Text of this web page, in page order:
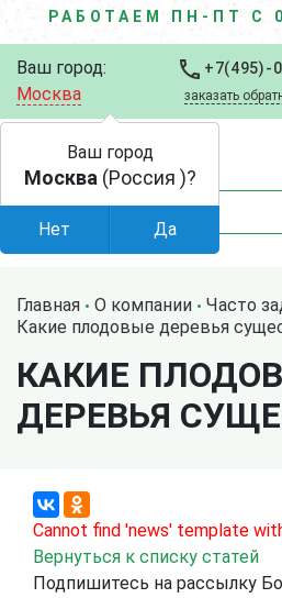
РАБОТАЕМ ПН-ПТ С
Ваш город:
Москва
+7(495)-
заказать
Главная О компании
Часто
Какие плодовые деревья
КАКИЕ
ДЕРЕВЬЯ
Cannot find 'news' template
Вернуться к списку статей
Подпишитесь на рассылку
Ваш город
Москва (Россия )?
Нет Да